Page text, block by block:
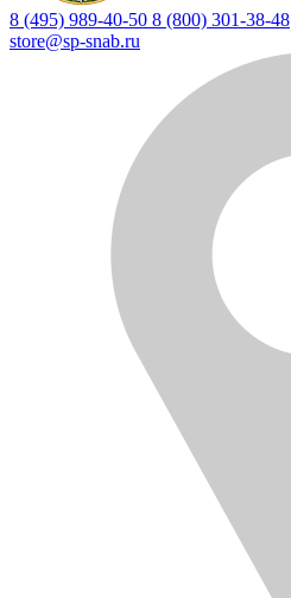
8 (495) 989-40-50 8 (800) 301-38-48
store@sp-snab.ru